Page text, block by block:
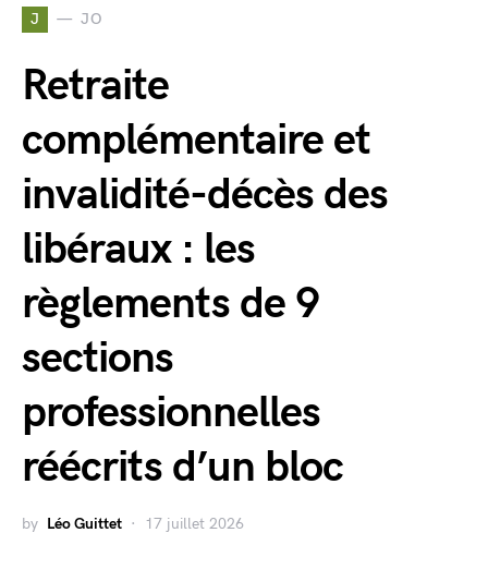
J JO
Retraite
complémentaire et
invalidité-décès des
libéraux : les
règlements de 9
sections
professionnelles
réécrits d’un bloc
by Léo Guittet 17 juillet 2026